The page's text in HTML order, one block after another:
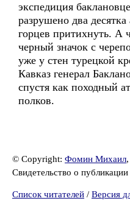
экспедиция
разрушено два десятка
горцев притихнуть. А
черный значок с
уже у стен турецкой
Кавказ генерал
спустя как походный
полков.
© Copyright: Фомин Михаил
Свидетельство о
Список читателей / Версия